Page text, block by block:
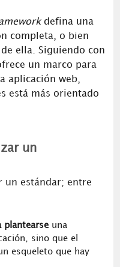
defina una
completa, o bien
ella. Siguiendo con
un marco para
aplicación web,
está más orientado
un
un estándar; entre
plantearseuna
sino que el
esqueleto que hay